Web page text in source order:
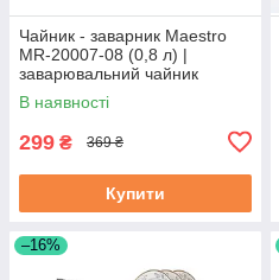
Чайник - заварник Maestro
MR-20007-08 (0,8 л) |
заварювальний чайник
Маестро | керамічний чайник
Маестро
В наявності
299 ₴ 369 ₴
Купити
–16%